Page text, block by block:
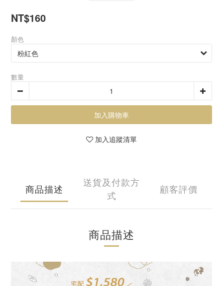
NT$160
顏色
數量
加入購物車
加入追蹤清單
商品描述
送貨及付款方
式
顧客評價
商品描述